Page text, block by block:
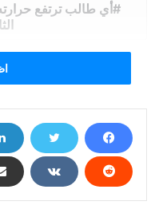
أي طالب ترتفع